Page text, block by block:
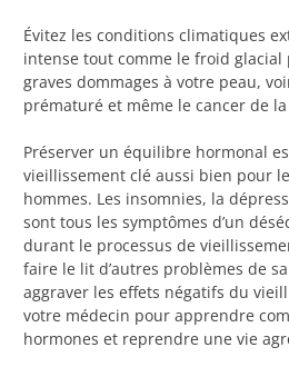
Évitez les conditions climatiques
intense tout comme le froid glacial
graves dommages à votre peau,
prématuré et même le cancer de
Préserver un équilibre hormonal
vieillissement clé aussi bien pour
hommes. Les insomnies, la
sont tous les symptômes d’un
durant le processus de
faire le lit d’autres problèmes de
aggraver les effets négatifs du
votre médecin pour apprendre
hormones et reprendre une vie